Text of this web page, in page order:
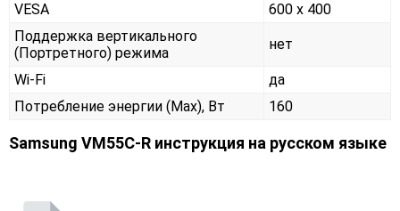
VESA
600 x 400
Поддержка вертикального
(Портретного) режима
нет
Wi-Fi
да
Потребление энергии (Max), Вт
160
Samsung VM55C-R инструкция на русском языке